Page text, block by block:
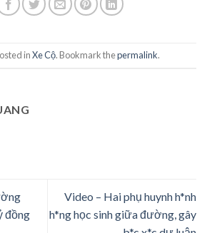
inXe Cộ. Bookmark thepermalink.
đồng
Video – Hai phụ huynh h*nh
h*ng học sinh giữa đường, gây